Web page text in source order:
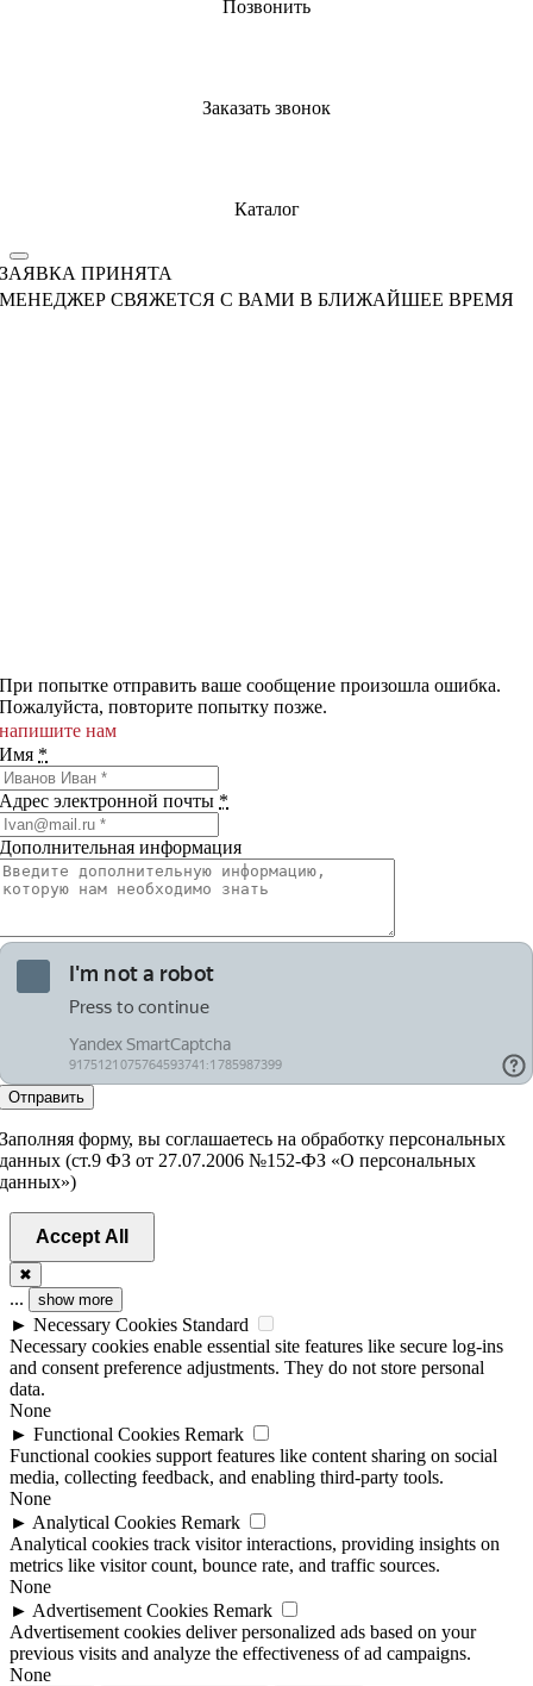
Позвонить
Заказать звонок
Каталог
ЗАЯВКА ПРИНЯТА
МЕНЕДЖЕР СВЯЖЕТСЯ С ВАМИ В БЛИЖАЙШЕЕ ВРЕМЯ
При попытке отправить ваше сообщение произошла ошибка.
Пожалуйста, повторите попытку позже.
напишите нам
Имя *
Адрес электронной почты *
Дополнительная информация
Отправить
Заполняя форму, вы соглашаетесь на обработку персональных
данных (ст.9 ФЗ от 27.07.2006 №152-ФЗ «О персональных
данных»)
Accept All
✖
... show more
► Necessary Cookies Standard
Necessary cookies enable essential site features like secure log-ins
and consent preference adjustments. They do not store personal
data.
None
► Functional Cookies Remark
Functional cookies support features like content sharing on social
media, collecting feedback, and enabling third-party tools.
None
► Analytical Cookies Remark
Analytical cookies track visitor interactions, providing insights on
metrics like visitor count, bounce rate, and traffic sources.
None
► Advertisement Cookies Remark
Advertisement cookies deliver personalized ads based on your
previous visits and analyze the effectiveness of ad campaigns.
None